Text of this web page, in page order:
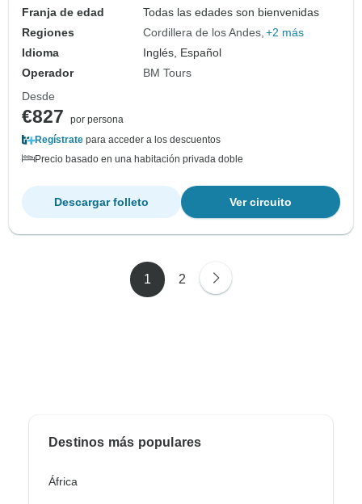
Franja de edad
Todas las edades son bienvenidas
Regiones
Cordillera de los Andes +2 más
Idioma
Inglés, Español
Operador
BM Tours
Desde
€827
por persona
Regístrate para acceder a los descuentos
Precio basado en una habitación privada doble
Ver circuito
Descargar folleto
1 2
Destinos más populares
África